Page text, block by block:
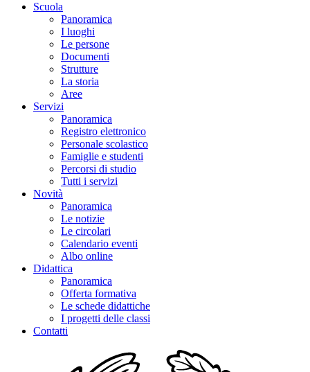
Scuola
Panoramica
I luoghi
Le persone
Documenti
Strutture
La storia
Aree
Servizi
Panoramica
Registro elettronico
Personale scolastico
Famiglie e studenti
Percorsi di studio
Tutti i servizi
Novità
Panoramica
Le notizie
Le circolari
Calendario eventi
Albo online
Didattica
Panoramica
Offerta formativa
Le schede didattiche
I progetti delle classi
Contatti